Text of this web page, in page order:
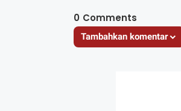
0 Comments
Tambahkan komentar